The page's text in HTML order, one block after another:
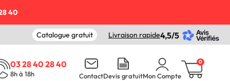
40
Catalogue gratuit Livraison rapide4,5/5
03 28 40 28 40
8h à 18h ContactDevis gratuitMon Compte
0